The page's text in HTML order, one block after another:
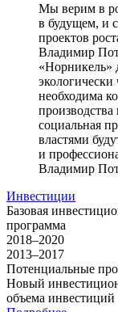
Мы верим в
в будущем, и
проектов
Владимир
«Норникель»
экологически
необходима
производства
социальная
властями
и
Владимир
Инвестиции
Базовая
программа
2018–2020
2013–2017
Потенциальные
Новый
объема инвестиций